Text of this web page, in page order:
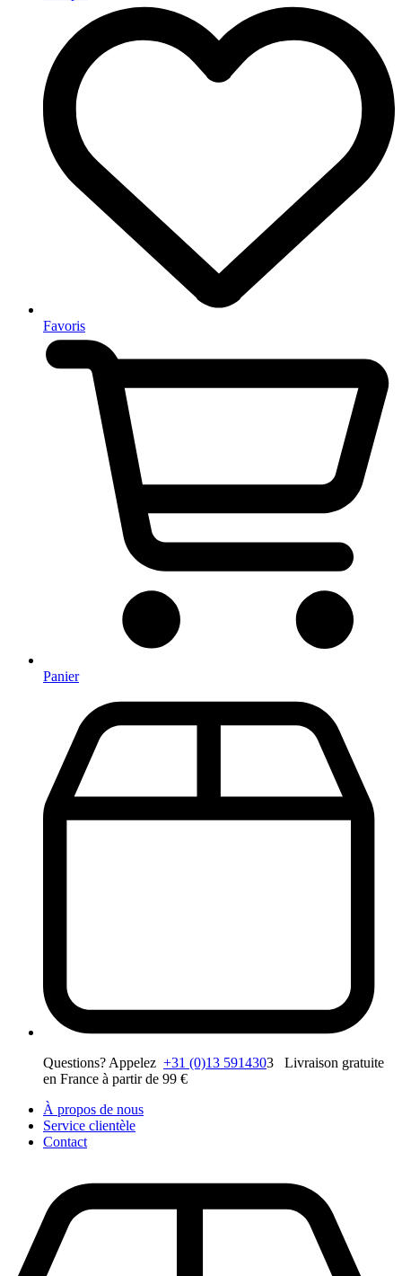
Favoris
Panier
Questions? Appelez +31 (0)13 5914303 Livraison gratuite
en France à partir de 99 €
À propos de nous
Service clientèle
Contact